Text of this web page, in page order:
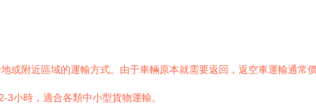
或附近區域的運輸方式。由于車輛原本就需要返回，返空車運輸通常
小時，適合各類中小型貨物運輸。